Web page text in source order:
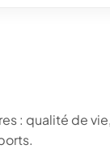
: qualité de